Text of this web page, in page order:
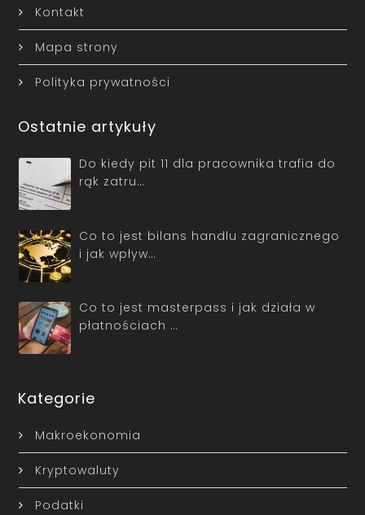
Kontakt
Mapa strony
Polityka prywatności
Ostatnie artykuły
Do kiedy pit 11 dla pracownika trafia do
rąk zatru…
Co to jest bilans handlu zagranicznego
i jak wpływ…
Co to jest masterpass i jak działa w
płatnościach …
Kategorie
Makroekonomia
Kryptowaluty
Podatki